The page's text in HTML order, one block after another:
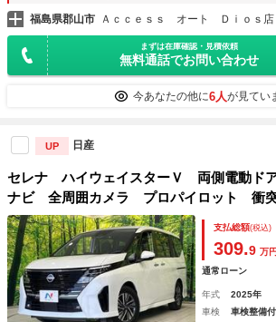
福島県郡山市 Ａｃｃｅｓｓ オート Ｄｉｏｓ店
まずは在庫確認・見積依頼
無料通話でお問い合わせ
今あなたの他に6人が見てい
UP 日産
セレナ ハイウェイスターＶ 両側電動ド
ナビ 全周囲カメラ プロパイロット 衝
車 半革シート 前後ドラレコ 障害物セ
ＥＤヘッド＆フォグ ＥＴＣ２．０ デジ
支払総額(税込)
309.9 万円
通常ローン
年式 2025年
車検
車検整備付